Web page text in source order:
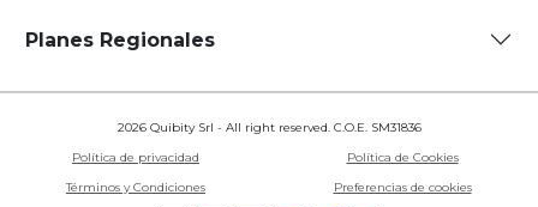
Planes Regionales
2026 Quibity Srl - All right reserved. C.O.E. SM31836
Política de privacidad
Política de Cookies
Términos y Condiciones
Preferencias de cookies